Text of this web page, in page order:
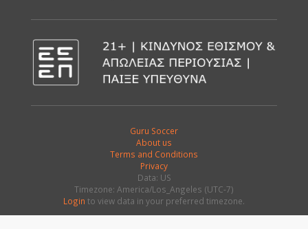
Guru Soccer
About us
Terms and Conditions
Privacy
Data: US
Timezone: America/Los_Angeles (UTC-7)
Login to view data in your preferred timezone.